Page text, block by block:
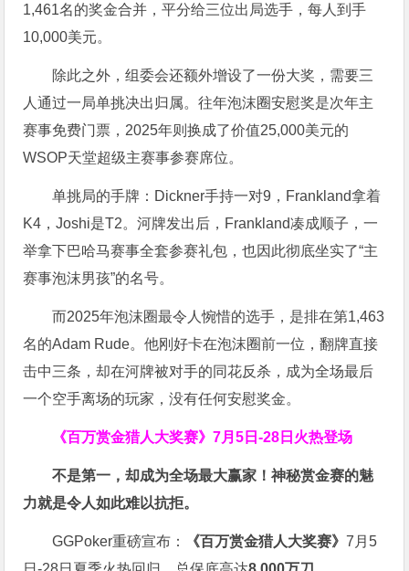
1,461名的奖金合并，平分给三位出局选手，每人到手
10,000美元。
除此之外，组委会还额外增设了一份大奖，需要三
人通过一局单挑决出归属。往年泡沫圈安慰奖是次年主
赛事免费门票，2025年则换成了价值25,000美元的
WSOP天堂超级主赛事参赛席位。
单挑局的手牌：Dickner手持一对9，Frankland拿着
K4，Joshi是T2。河牌发出后，Frankland凑成顺子，一
举拿下巴哈马赛事全套参赛礼包，也因此彻底坐实了“主
赛事泡沫男孩”的名号。
而2025年泡沫圈最令人惋惜的选手，是排在第1,463
名的Adam Rude。他刚好卡在泡沫圈前一位，翻牌直接
击中三条，却在河牌被对手的同花反杀，成为全场最后
一个空手离场的玩家，没有任何安慰奖金。
《百万赏金猎人大奖赛》7月5日-28日火热登场
不是第一，却成为全场最大赢家！神秘赏金赛的魅
力就是令人如此难以抗拒。
GGPoker重磅宣布： 《百万赏金猎人大奖赛》7月5